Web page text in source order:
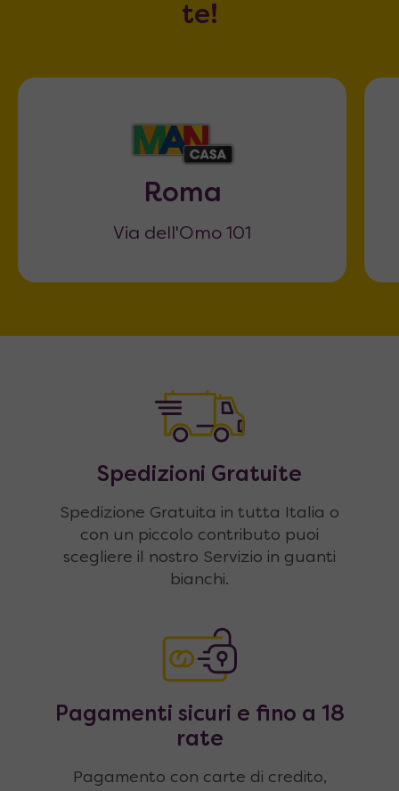
te!
Roma
Via dell'Omo 101
Spedizioni Gratuite
Spedizione Gratuita in tutta Italia o
con un piccolo contributo puoi
scegliere il nostro Servizio in guanti
bianchi.
Pagamenti sicuri e fino a 18
rate
Pagamento con carte di credito,